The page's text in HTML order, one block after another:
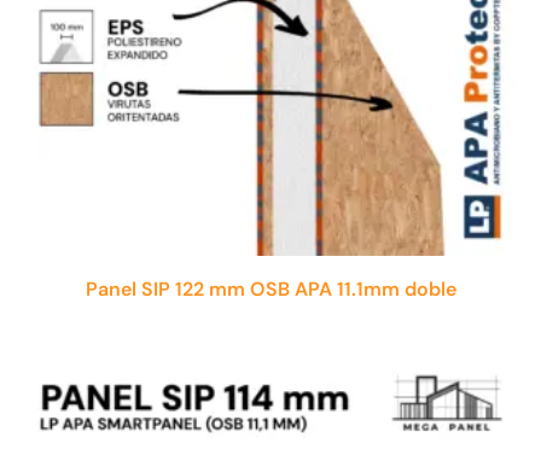
Panel SIP 122 mm OSB APA 11.1mm doble